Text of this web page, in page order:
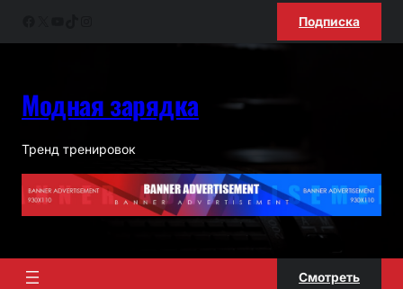
Подписка
Модная зарядка
Тренд тренировок
Смотреть